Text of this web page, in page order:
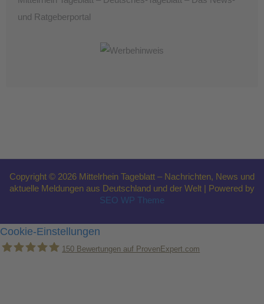
und Ratgeberportal
Copyright © 2026 Mittelrhein Tageblatt – Nachrichten, News und
aktuelle Meldungen aus Deutschland und der Welt | Powered by
SEO WP Theme
Cookie-Einstellungen
150 Bewertungen auf ProvenExpert.com